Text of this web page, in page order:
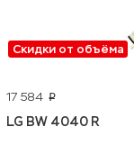
Скидки от объёма
17 584 p
LG BW 4040 R